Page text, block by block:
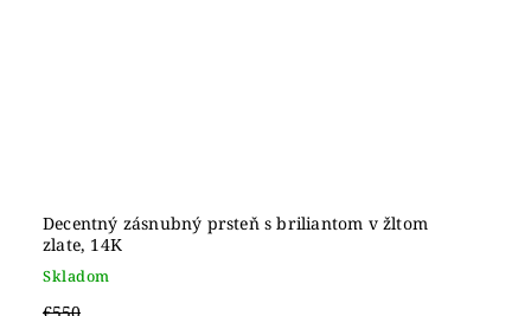
Decentný zásnubný prsteň s briliantom v žltom
zlate, 14K
Skladom